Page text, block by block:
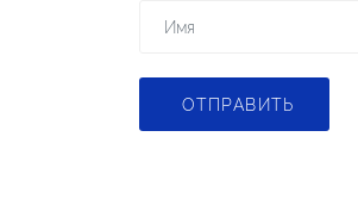
ОТПРАВИТЬ